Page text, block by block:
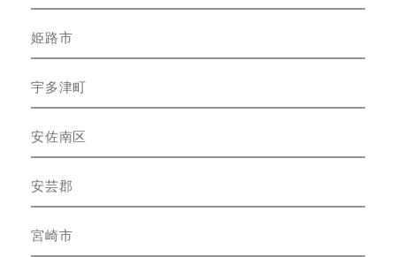
姫路市
宇多津町
安佐南区
安芸郡
宮崎市